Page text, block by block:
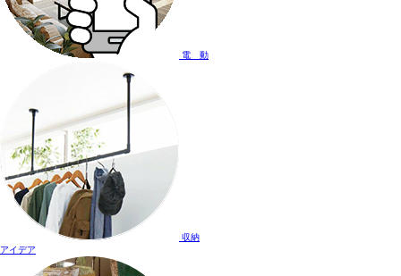
電 動
収納
アイデア